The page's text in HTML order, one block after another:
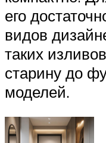
его
видов
таких
старину до
моделей.